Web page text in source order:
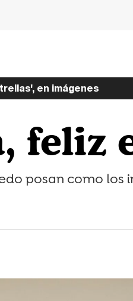
en imágenes
feliz
posan como